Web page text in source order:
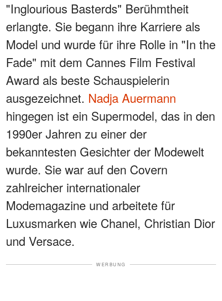
"Inglourious Basterds" Berühmtheit
erlangte. Sie begann ihre Karriere als
Model und wurde für ihre Rolle in "In the
Fade" mit dem Cannes Film Festival
Award als beste Schauspielerin
ausgezeichnet. Nadja Auermann
hingegen ist ein Supermodel, das in den
1990er Jahren zu einer der
bekanntesten Gesichter der Modewelt
wurde. Sie war auf den Covern
zahlreicher internationaler
Modemagazine und arbeitete für
Luxusmarken wie Chanel, Christian Dior
und Versace.
WERBUNG